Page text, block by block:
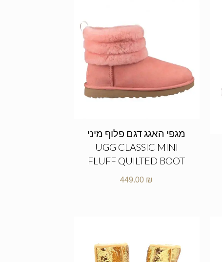
מגפי האגג דגם פלוף מיני
UGG CLASSIC MINI
FLUFF QUILTED BOOT
449.00 ₪